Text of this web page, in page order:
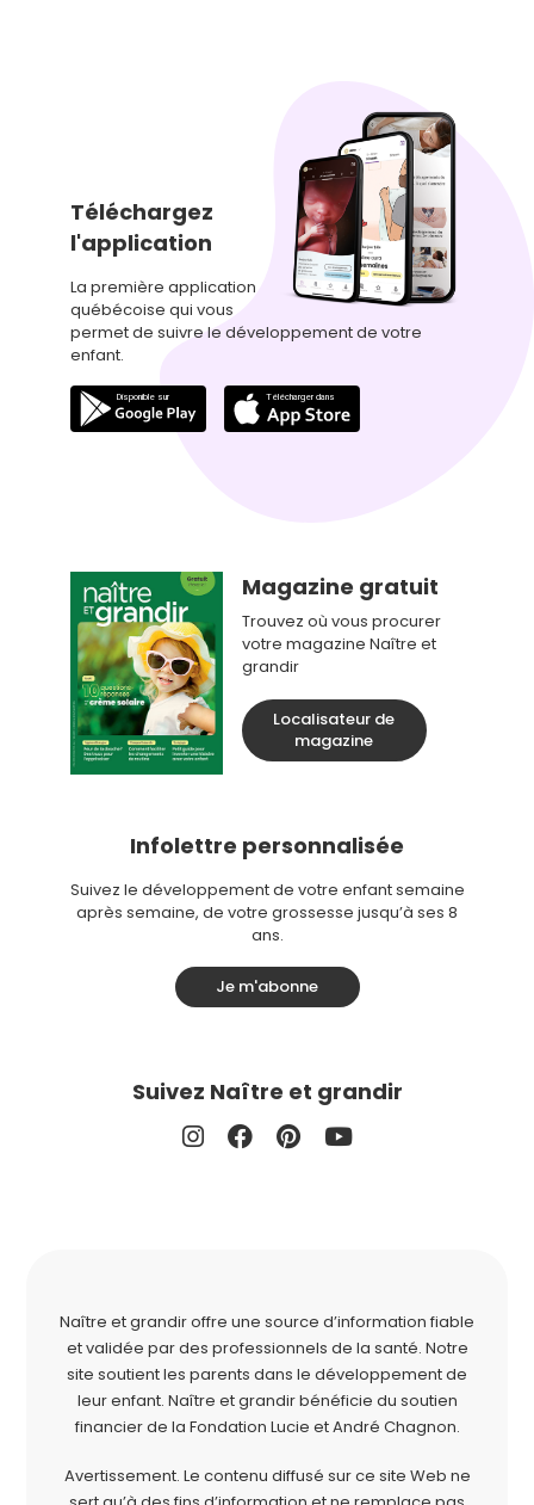
Téléchargez
l'application
La première application
québécoise qui vous
permet de suivre le développement de votre
enfant.
Magazine gratuit
Trouvez où vous procurer
votre magazine Naître et
grandir
Localisateur de
magazine
Infolettre personnalisée
Suivez le développement de votre enfant semaine
après semaine, de votre grossesse jusqu’à ses 8
ans.
Je m'abonne
Suivez Naître et grandir
Naître et grandir offre une source d’information fiable
et validée par des professionnels de la santé. Notre
site soutient les parents dans le développement de
leur enfant. Naître et grandir bénéficie du soutien
financier de la Fondation Lucie et André Chagnon.
Avertissement. Le contenu diffusé sur ce site Web ne